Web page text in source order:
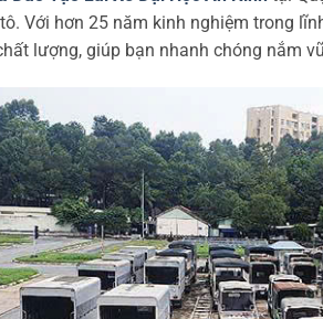
Với hơn 25 năm kinh nghiệm trong
lượng, giúp bạn nhanh chóng nắm